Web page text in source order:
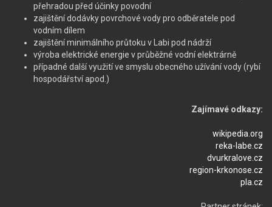
přehradou před účinky povodní
zajištění dodávky povrchové vody pro odběratele pod
vodním dílem
zajištění minimálního průtoku v Labi pod nádrží
výroba elektrické energie v průběžné vodní elektrárně
případné další využití ve smyslu obecného užívání vody (rybí
hospodářství apod.)
Zajímavé odkazy:
wikipedia.org
reka-labe.cz
dvurkralove.cz
region-krkonose.cz
pla.cz